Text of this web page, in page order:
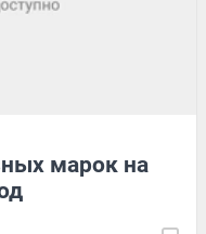
марок на